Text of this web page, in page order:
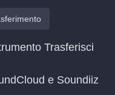
Trasferisci
e Soundiiz